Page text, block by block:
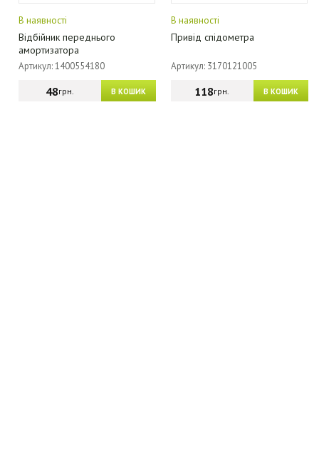
В наявності
Відбійник переднього
амортизатора
Артикул: 1400554180
В КОШИК
48грн.
В наявності
Привід спідометра
Артикул: 3170121005
В КОШИК
118грн.